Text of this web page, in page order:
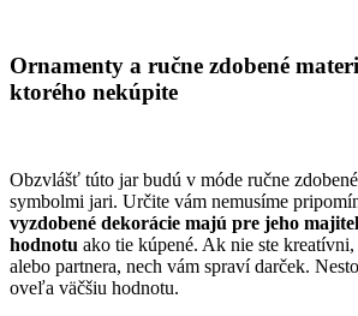
Ornamenty a ručne zdobené
ktorého nekúpite
Obzvlášť túto jar budú v móde ručne
symbolmi jari. Určite vám nemusíme
vyzdobené dekorácie majú pre jeho
hodnotu ako tie kúpené. Ak nie ste
alebo partnera, nech vám spraví darček.
oveľa väčšiu hodnotu.